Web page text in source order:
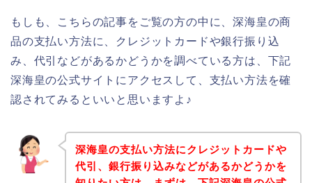
もしも、こちらの記事をご覧の方の中に、深海皇の商
品の支払い方法に、クレジットカードや銀行振り込
み、代引などがあるかどうかを調べている方は、下記
深海皇の公式サイトにアクセスして、支払い方法を確
認されてみるといいと思いますよ♪
深海皇の支払い方法にクレジットカードや
代引、銀行振り込みなどがあるかどうかを